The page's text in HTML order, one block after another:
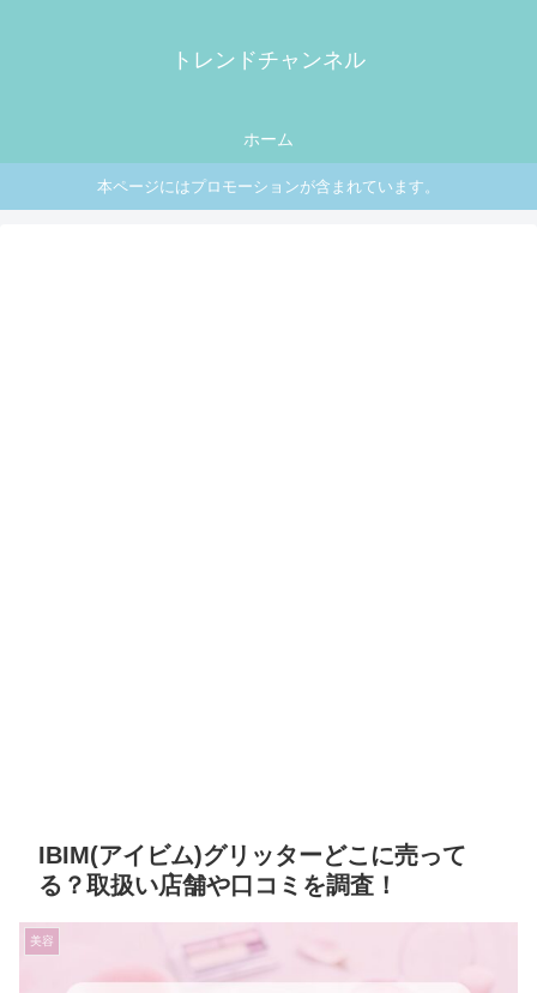
トレンドチャンネル
ホーム
本ページにはプロモーションが含まれています。
IBIM(アイビム)グリッターどこに売って
る？取扱い店舗や口コミを調査！
美容